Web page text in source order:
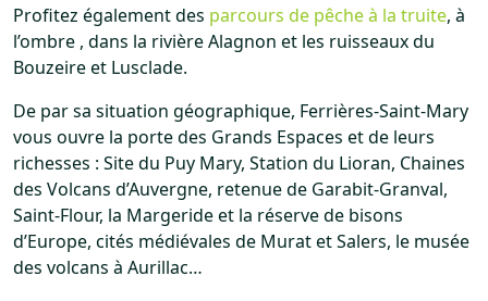
Profitez également des parcours de pêche à la truite, à
l’ombre , dans la rivière Alagnon et les ruisseaux du
Bouzeire et Lusclade.
De par sa situation géographique, Ferrières-Saint-Mary
vous ouvre la porte des Grands Espaces et de leurs
richesses : Site du Puy Mary, Station du Lioran, Chaines
des Volcans d’Auvergne, retenue de Garabit-Granval,
Saint-Flour, la Margeride et la réserve de bisons
d’Europe, cités médiévales de Murat et Salers, le musée
des volcans à Aurillac…